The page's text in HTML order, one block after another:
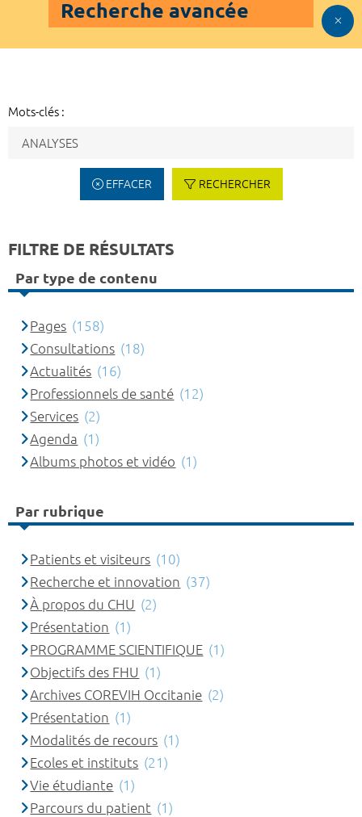
Recherche avancée
Mots-clés :
EFFACER RECHERCHER
FILTRE DE RÉSULTATS
Par type de contenu
Pages (158)
Consultations (18)
Actualités (16)
Professionnels de santé (12)
Services (2)
Agenda (1)
Albums photos et vidéo (1)
Par rubrique
Patients et visiteurs (10)
Recherche et innovation (37)
À propos du CHU (2)
Présentation (1)
PROGRAMME SCIENTIFIQUE (1)
Objectifs des FHU (1)
Archives COREVIH Occitanie (2)
Présentation (1)
Modalités de recours (1)
Ecoles et instituts (21)
Vie étudiante (1)
Parcours du patient (1)